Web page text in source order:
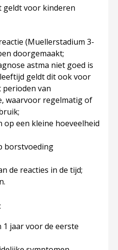
voor kinderen
(Muellerstadium 3-
doorgemaakt;
astma niet goed is
geldt dit ook voor
van
waarvoor regelmatig of
op een kleine hoeveelheid
borstvoeding
de reacties in de tijd;
jaar voor de eerste